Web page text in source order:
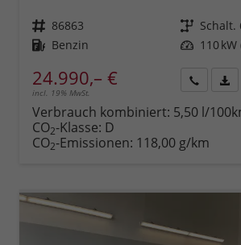
Fahrzeugnr. 86863 Getriebe Schalt.
Kraftstoff Benzin Leistung 110 kW
24.990,– €
incl. 19% MwSt.
anfordern
Verbrauch kombiniert: 5,50 l/
CO2-Klasse: D
CO2-Emissionen: 118,00 g/km